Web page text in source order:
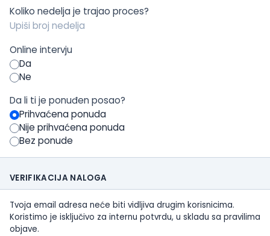
Koliko nedelja je trajao proces?
Online intervju
Da
Ne
Da li ti je ponuđen posao?
Prihvaćena ponuda
Nije prihvaćena ponuda
Bez ponude
VERIFIKACIJA NALOGA
Tvoja email adresa neće biti vidljiva drugim korisnicima.
Koristimo je isključivo za internu potvrdu, u skladu sa pravilima
objave.